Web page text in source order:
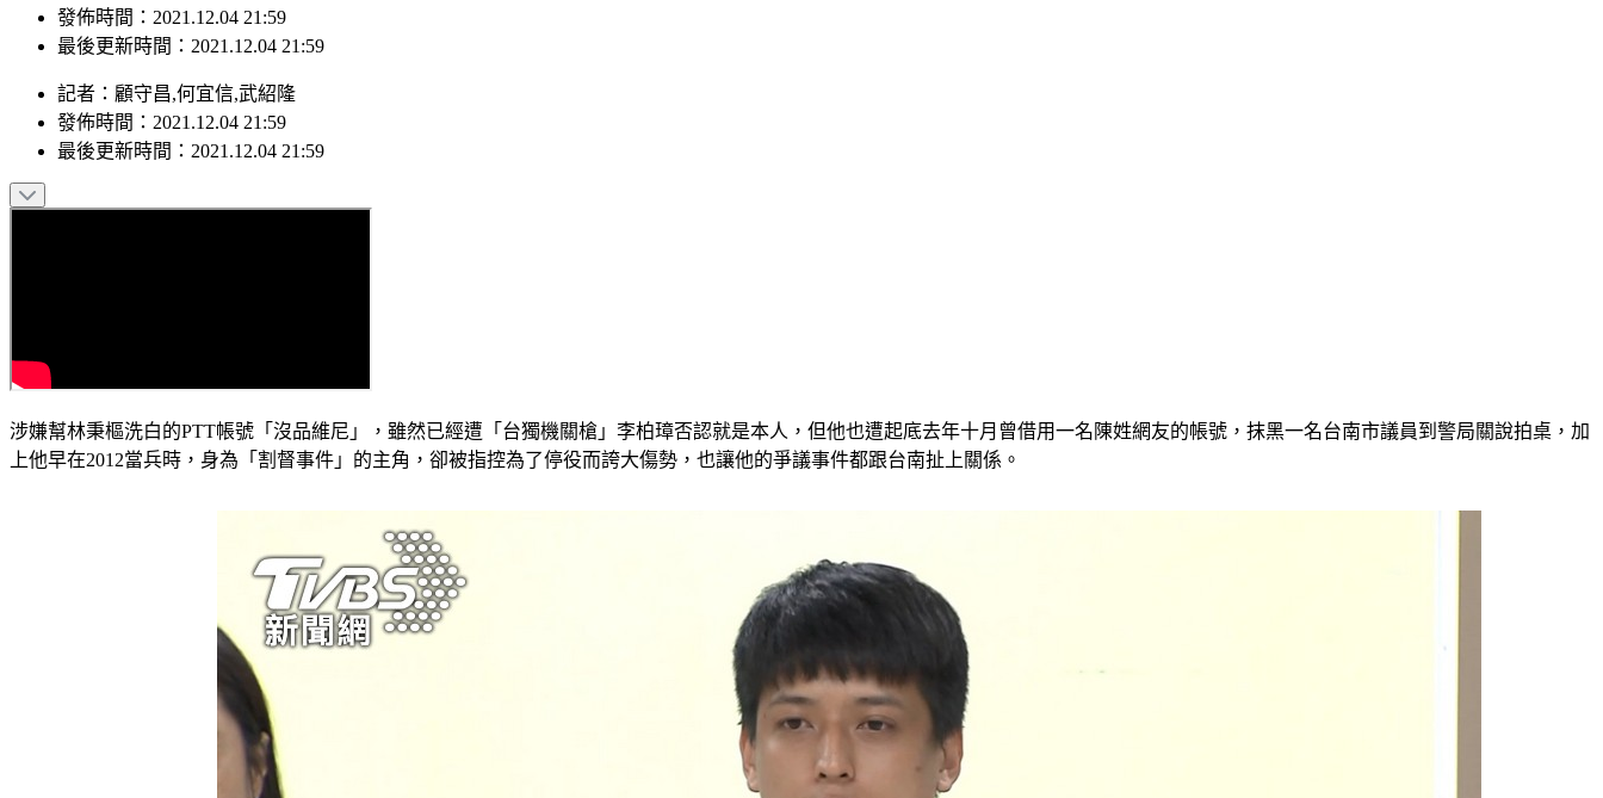
發佈時間：2021.12.04 21:59
最後更新時間：2021.12.04 21:59
記者 ： 顧守昌,何宜信,武紹隆
發佈時間： 2021.12.04 21:59
最後更新時間： 2021.12.04 21:59
涉嫌幫林秉樞洗白的PTT帳號「沒品維尼」，雖然已經遭「台獨機關槍」李柏璋否認就是本人，但他也遭起底去年十月曾借用一名陳姓網友的帳號，抹黑一名台南市議員到警局關說拍桌，加
上他早在2012當兵時，身為「割督事件」的主角，卻被指控為了停役而誇大傷勢，也讓他的爭議事件都跟台南扯上關係。